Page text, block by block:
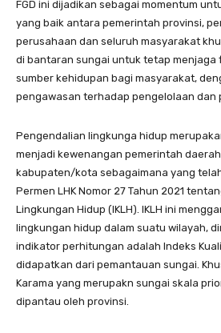
FGD ini dijadikan sebagai momentum
yang baik antara pemerintah provinsi,
perusahaan dan seluruh masyarakat
di bantaran sungai untuk tetap menjaga
sumber kehidupan bagi masyarakat,
pengawasan terhadap pengelolaan dan
Pengendalian lingkunga hidup
menjadi kewenangan pemerintah
kabupaten/kota sebagaimana yang
Permen LHK Nomor 27 Tahun 2021
Lingkungan Hidup (IKLH). IKLH ini
lingkungan hidup dalam suatu wilayah,
indikator perhitungan adalah Indeks
didapatkan dari pemantauan sungai.
Karama yang merupakn sungai skala
dipantau oleh provinsi.